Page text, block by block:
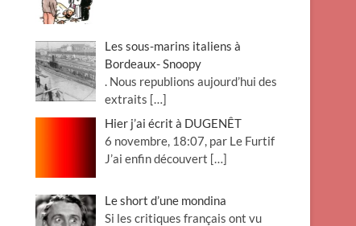
Les sous-marins italiens à
Bordeaux- Snoopy
. Nous republions aujourd’hui des
extraits […]
Hier j’ai écrit à DUGENÊT
6 novembre, 18:07, par Le Furtif
J’ai enfin découvert […]
Le short d’une mondina
Si les critiques français ont vu